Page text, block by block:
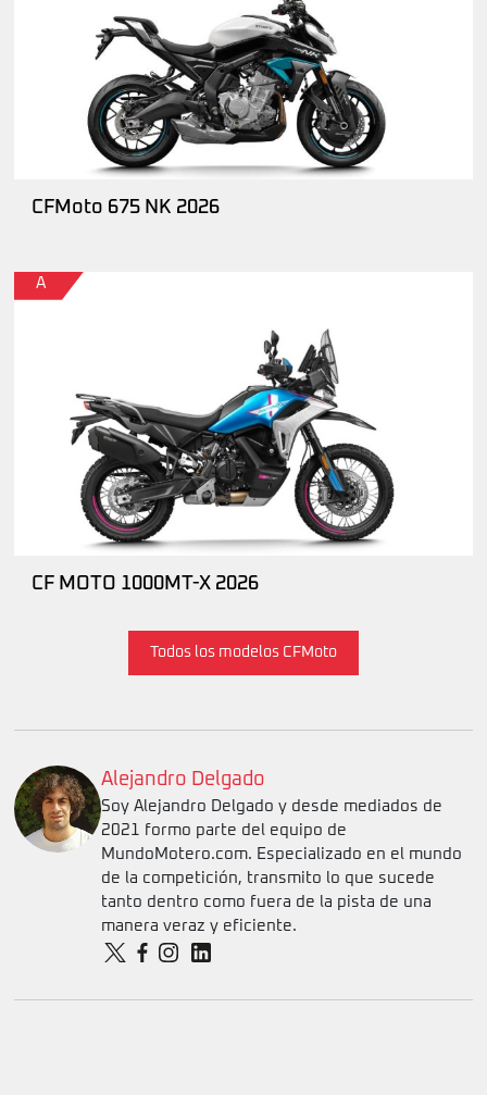
CFMoto 675 NK 2026
A
CF MOTO 1000MT-X 2026
Todos los modelos CFMoto
Alejandro Delgado
Soy Alejandro Delgado y desde mediados de
2021 formo parte del equipo de
MundoMotero.com. Especializado en el mundo
de la competición, transmito lo que sucede
tanto dentro como fuera de la pista de una
manera veraz y eficiente.